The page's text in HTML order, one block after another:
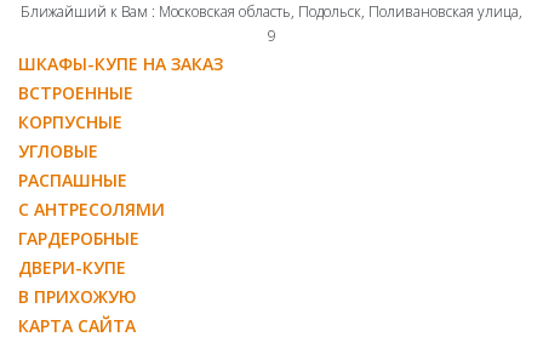
Ближайший к Вам : Московская область, Подольск, Поливановская улица,
9
ШКАФЫ-КУПЕ НА ЗАКАЗ
ВСТРОЕННЫЕ
КОРПУСНЫЕ
УГЛОВЫЕ
РАСПАШНЫЕ
С АНТРЕСОЛЯМИ
ГАРДЕРОБНЫЕ
ДВЕРИ-КУПЕ
В ПРИХОЖУЮ
КАРТА САЙТА